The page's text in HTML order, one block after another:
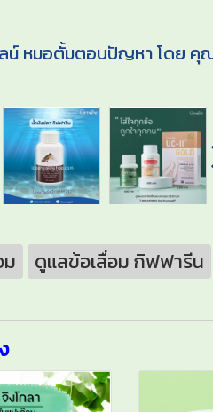
ลน์ หมอตั้มตอบปัญหา โดย
ม ดูแลข้อเสื่อม กิฟฟารีน